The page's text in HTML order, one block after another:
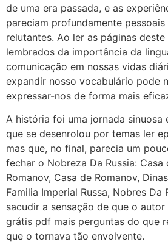
de uma era passada, e as
pareciam profundamente
relutantes. Ao ler as páginas
lembrados da importância da
comunicação em nossas vidas
expandir nosso vocabulário pode
expressar-nos de forma mais
A história foi uma jornada sinuosa
que se desenrolou por temas ler
mas que, no final, parecia um
fechar o Nobreza Da Russia:
Romanov, Casa de Romanov,
Familia Imperial Russa, Nobres Da
sacudir a sensação de que o
grátis pdf mais perguntas do que
que o tornava tão envolvente.